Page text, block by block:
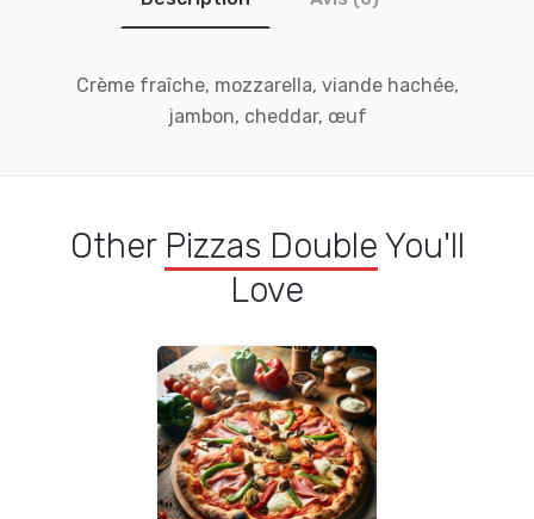
Crème fraîche, mozzarella, viande hachée,
jambon, cheddar, œuf
Other Pizzas Double You'll
Love